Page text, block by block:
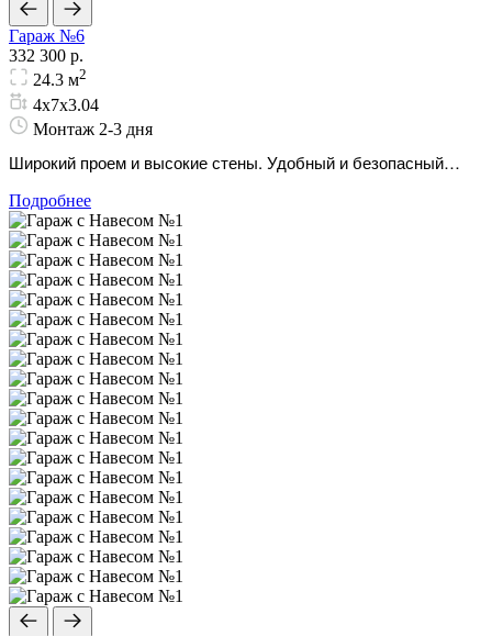
Гараж №6
332 300 р.
24.3 м2
4х7х3.04
Монтаж 2-3 дня
Широкий проем и высокие стены. Удобный и безопасный
застройки.
Подробнее